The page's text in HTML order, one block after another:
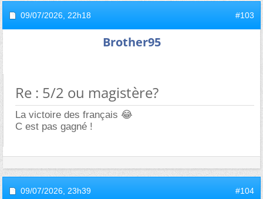
09/07/2026, 22h18 #103
Brother95
Re : 5/2 ou magistère?
La victoire des français 😂
C est pas gagné !
09/07/2026, 23h39 #104